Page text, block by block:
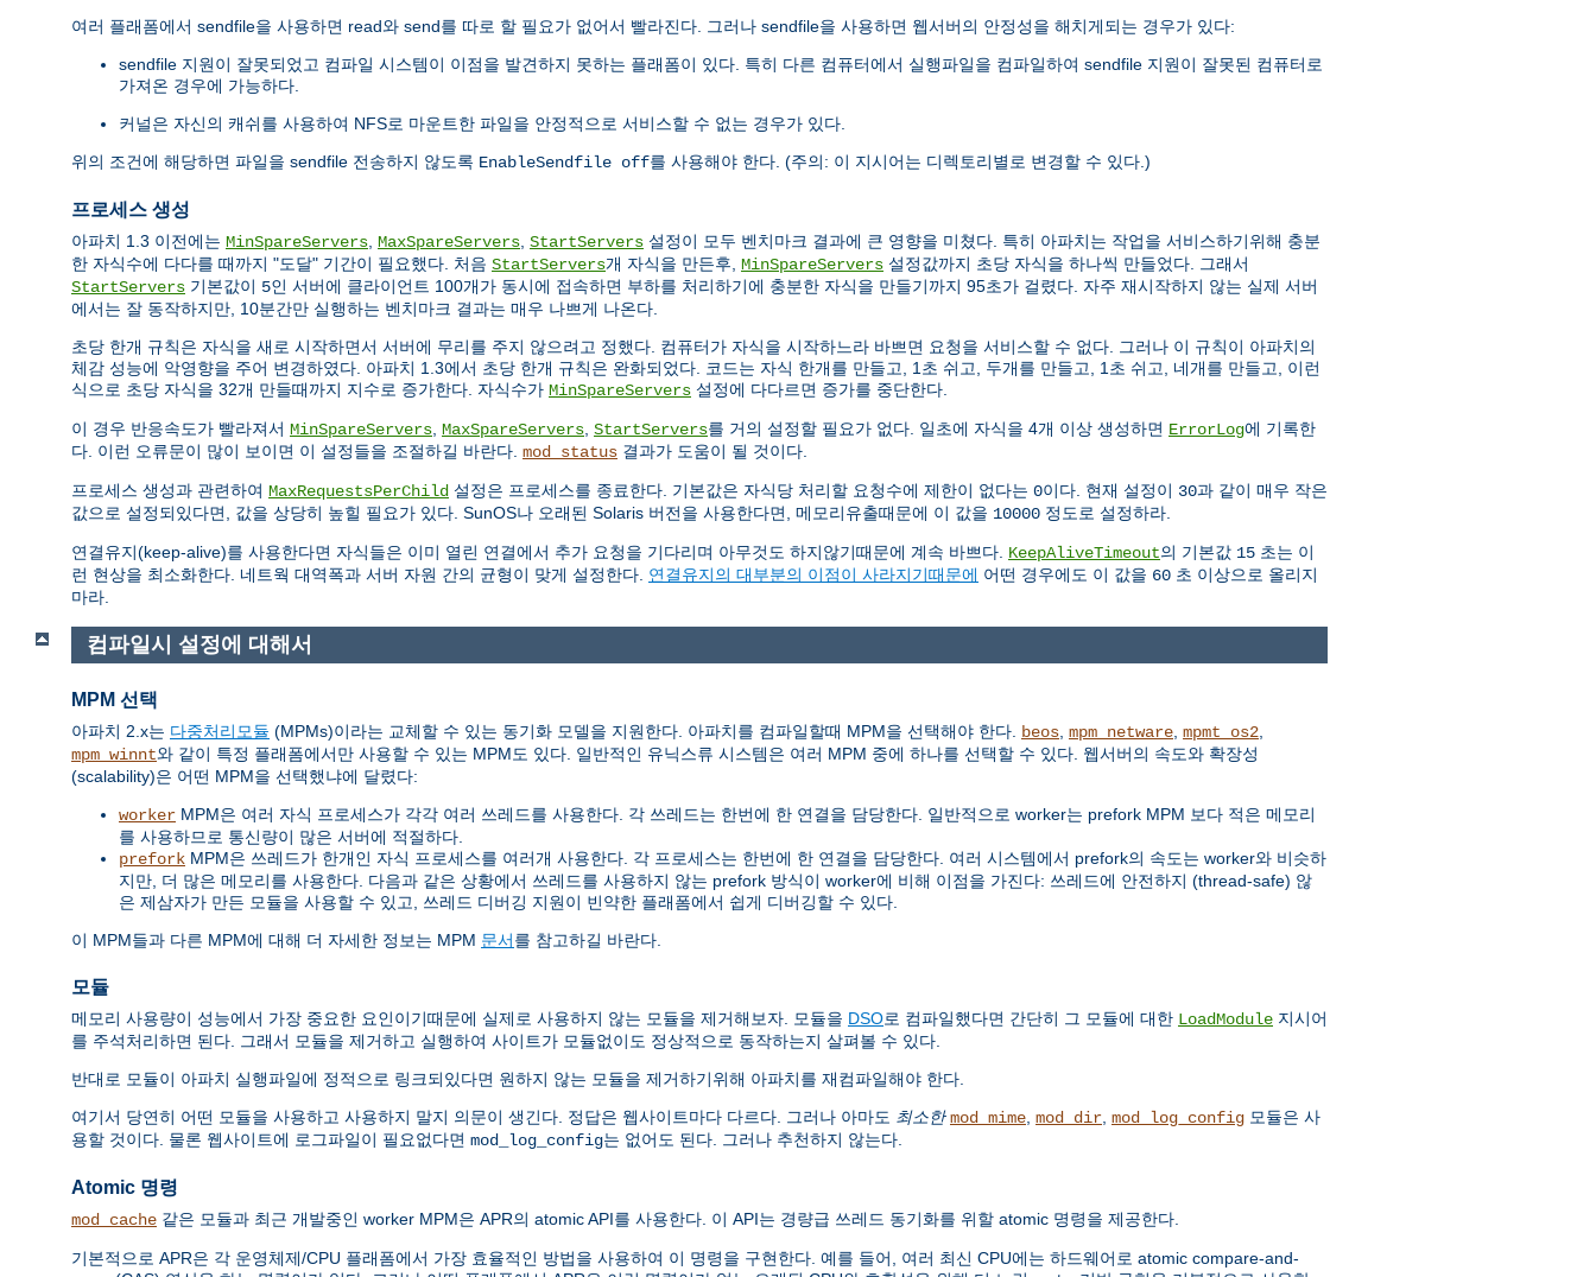
여러 플래폼에서 sendfile을 사용하면 read와 send를 따로 할 필요가 없어서 빨라진다. 그러나 sendfile을 사용하면 웹서버의 안정성을 해치게되는 경우가 있다:
sendfile 지원이 잘못되었고 컴파일 시스템이 이점을 발견하지 못하는 플래폼이 있다. 특히 다른 컴퓨터에서 실행파일을 컴파일하여 sendfile 지원이 잘못된 컴퓨터로
가져온 경우에 가능하다.
커널은 자신의 캐쉬를 사용하여 NFS로 마운트한 파일을 안정적으로 서비스할 수 없는 경우가 있다.
위의 조건에 해당하면 파일을 sendfile 전송하지 않도록 EnableSendfile off를 사용해야 한다. (주의: 이 지시어는 디렉토리별로 변경할 수 있다.)
프로세스 생성
아파치 1.3 이전에는 MinSpareServers, MaxSpareServers, StartServers 설정이 모두 벤치마크 결과에 큰 영향을 미쳤다. 특히 아파치는 작업을 서비스하기위해 충분
한 자식수에 다다를 때까지 "도달" 기간이 필요했다. 처음 StartServers개 자식을 만든후, MinSpareServers 설정값까지 초당 자식을 하나씩 만들었다. 그래서
StartServers 기본값이 5인 서버에 클라이언트 100개가 동시에 접속하면 부하를 처리하기에 충분한 자식을 만들기까지 95초가 걸렸다. 자주 재시작하지 않는 실제 서버
에서는 잘 동작하지만, 10분간만 실행하는 벤치마크 결과는 매우 나쁘게 나온다.
초당 한개 규칙은 자식을 새로 시작하면서 서버에 무리를 주지 않으려고 정했다. 컴퓨터가 자식을 시작하느라 바쁘면 요청을 서비스할 수 없다. 그러나 이 규칙이 아파치의
체감 성능에 악영향을 주어 변경하였다. 아파치 1.3에서 초당 한개 규칙은 완화되었다. 코드는 자식 한개를 만들고, 1초 쉬고, 두개를 만들고, 1초 쉬고, 네개를 만들고, 이런
식으로 초당 자식을 32개 만들때까지 지수로 증가한다. 자식수가 MinSpareServers 설정에 다다르면 증가를 중단한다.
이 경우 반응속도가 빨라져서 MinSpareServers, MaxSpareServers, StartServers를 거의 설정할 필요가 없다. 일초에 자식을 4개 이상 생성하면 ErrorLog에 기록한
다. 이런 오류문이 많이 보이면 이 설정들을 조절하길 바란다. mod_status 결과가 도움이 될 것이다.
프로세스 생성과 관련하여 MaxRequestsPerChild 설정은 프로세스를 종료한다. 기본값은 자식당 처리할 요청수에 제한이 없다는 0이다. 현재 설정이 30과 같이 매우 작은
값으로 설정되있다면, 값을 상당히 높힐 필요가 있다. SunOS나 오래된 Solaris 버전을 사용한다면, 메모리유출때문에 이 값을 10000 정도로 설정하라.
연결유지(keep-alive)를 사용한다면 자식들은 이미 열린 연결에서 추가 요청을 기다리며 아무것도 하지않기때문에 계속 바쁘다. KeepAliveTimeout의 기본값 15 초는 이
런 현상을 최소화한다. 네트웍 대역폭과 서버 자원 간의 균형이 맞게 설정한다. 연결유지의 대부분의 이점이 사라지기때문에 어떤 경우에도 이 값을 60 초 이상으로 올리지
마라.
컴파일시 설정에 대해서
MPM 선택
아파치 2.x는 다중처리모듈 (MPMs)이라는 교체할 수 있는 동기화 모델을 지원한다. 아파치를 컴파일할때 MPM을 선택해야 한다. beos mpm_netware mpmt_os2
mpm_winnt와 같이 특정 플래폼에서만 사용할 수 있는 MPM도 있다. 일반적인 유닉스류 시스템은 여러 MPM 중에 하나를 선택할 수 있다. 웹서버의 속도와 확장성
(scalability)은 어떤 MPM을 선택했냐에 달렸다:
worker MPM은 여러 자식 프로세스가 각각 여러 쓰레드를 사용한다. 각 쓰레드는 한번에 한 연결을 담당한다. 일반적으로 worker는 prefork MPM 보다 적은 메모리
를 사용하므로 통신량이 많은 서버에 적절하다.
prefork MPM은 쓰레드가 한개인 자식 프로세스를 여러개 사용한다. 각 프로세스는 한번에 한 연결을 담당한다. 여러 시스템에서 prefork의 속도는 worker와 비슷하
지만, 더 많은 메모리를 사용한다. 다음과 같은 상황에서 쓰레드를 사용하지 않는 prefork 방식이 worker에 비해 이점을 가진다: 쓰레드에 안전하지 (thread-safe) 않
은 제삼자가 만든 모듈을 사용할 수 있고, 쓰레드 디버깅 지원이 빈약한 플래폼에서 쉽게 디버깅할 수 있다.
이 MPM들과 다른 MPM에 대해 더 자세한 정보는 MPM 문서를 참고하길 바란다.
모듈
메모리 사용량이 성능에서 가장 중요한 요인이기때문에 실제로 사용하지 않는 모듈을 제거해보자. 모듈을 DSO로 컴파일했다면 간단히 그 모듈에 대한 LoadModule 지시어
를 주석처리하면 된다. 그래서 모듈을 제거하고 실행하여 사이트가 모듈없이도 정상적으로 동작하는지 살펴볼 수 있다.
반대로 모듈이 아파치 실행파일에 정적으로 링크되있다면 원하지 않는 모듈을 제거하기위해 아파치를 재컴파일해야 한다.
여기서 당연히 어떤 모듈을 사용하고 사용하지 말지 의문이 생긴다. 정답은 웹사이트마다 다르다. 그러나 아마도 최소한 mod_mime mod_dir mod_log_config 모듈은 사
용할 것이다. 물론 웹사이트에 로그파일이 필요없다면 mod_log_config는 없어도 된다. 그러나 추천하지 않는다.
Atomic 명령
mod_cache 같은 모듈과 최근 개발중인 worker MPM은 APR의 atomic API를 사용한다. 이 API는 경량급 쓰레드 동기화를 위할 atomic 명령을 제공한다.
기본적으로 APR은 각 운영체제/CPU 플래폼에서 가장 효율적인 방법을 사용하여 이 명령을 구현한다. 예를 들어, 여러 최신 CPU에는 하드웨어로 atomic compare-and-